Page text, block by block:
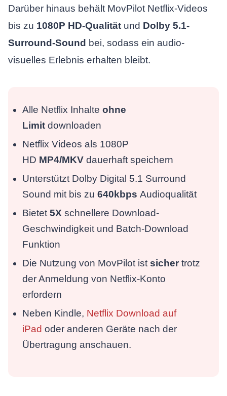
Darüber hinaus behält MovPilot Netflix-Videos
bis zu 1080P HD-Qualitätund Dolby 5.1-
Surround-Sound bei, sodass ein audio-
visuelles Erlebnis erhalten bleibt.
Alle Netflix Inhalteohne
Limit downloaden
Netflix Videos als 1080P
HD MP4/MKV dauerhaft speichern
Unterstützt Dolby Digital 5.1 Surround
Sound mit bis zu640kbps Audioqualität
Bietet5X schnellere Download-
Geschwindigkeit und Batch-Download
Funktion
Die Nutzung von MovPilot istsicher trotz
der Anmeldung von Netflix-Konto
erfordern
Neben Kindle, Netflix Download auf
iPad oder anderen Geräte nach der
Übertragung anschauen.